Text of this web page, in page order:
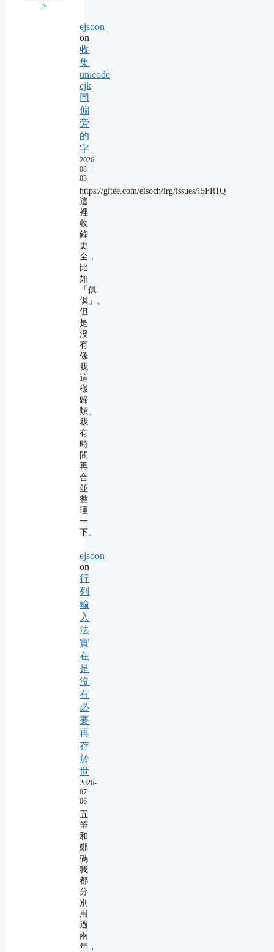
>
ejsoon
on
收
集
unicode
cjk
同
偏
旁
的
字
2026-
08-
03
https://gitee.com/eisoch/irg/issues/I5FR1Q
這
裡
收
錄
更
全，
比
如
「俱
倶」。
但
是
沒
有
像
我
這
樣
歸
類。
我
有
時
間
再
合
並
整
理
一
下。
ejsoon
on
行
列
輸
入
法
實
在
是
沒
有
必
要
再
存
於
世
2026-
07-
06
五
筆
和
鄭
碼
我
都
分
別
用
過
兩
年，